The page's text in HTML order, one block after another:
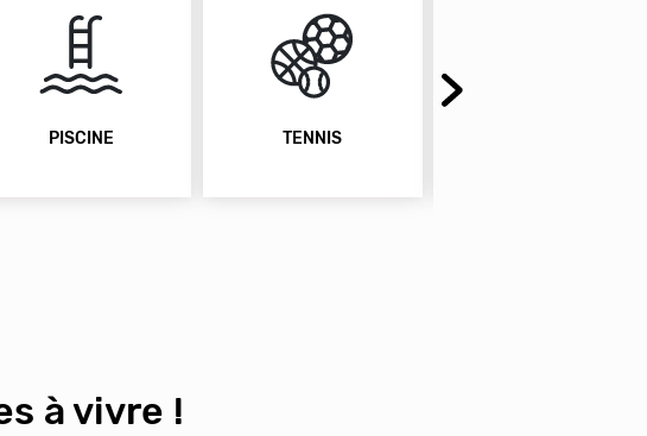
PISCINE TENNIS
à vivre !